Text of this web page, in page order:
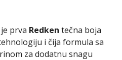
je prva Redken tečna boja
i čija formula sa
za dodatnu snagu